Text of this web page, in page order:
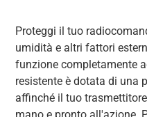
Proteggi il tuo
umidità e altri fattori
funzione completamente
resistente è dotata di una
affinché il tuo